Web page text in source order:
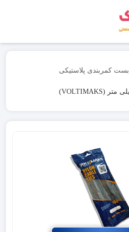
بست کمربندی پلاستیکی